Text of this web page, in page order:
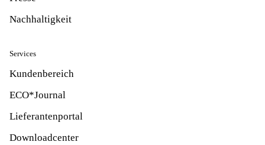
Nachhaltigkeit
Services
Kundenbereich
ECO*Journal
Lieferantenportal
Downloadcenter